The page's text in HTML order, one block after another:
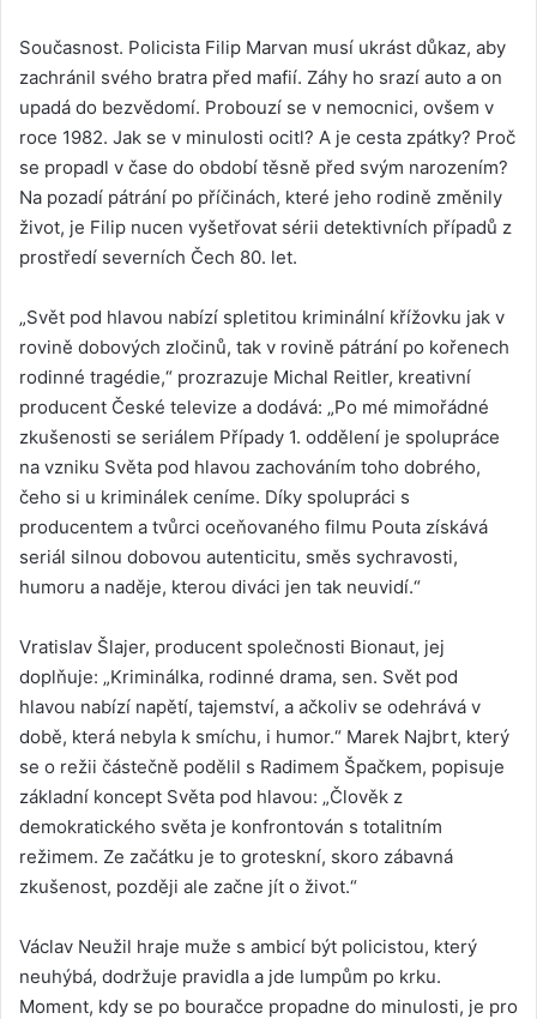
Současnost. Policista Filip Marvan musí ukrást důkaz, aby
zachránil svého bratra před mafií. Záhy ho srazí auto a on
upadá do bezvědomí. Probouzí se v nemocnici, ovšem v
roce 1982. Jak se v minulosti ocitl? A je cesta zpátky? Proč
se propadl v čase do období těsně před svým narozením?
Na pozadí pátrání po příčinách, které jeho rodině změnily
život, je Filip nucen vyšetřovat sérii detektivních případů z
prostředí severních Čech 80. let.
„Svět pod hlavou nabízí spletitou kriminální křížovku jak v
rovině dobových zločinů, tak v rovině pátrání po kořenech
rodinné tragédie,“ prozrazuje Michal Reitler, kreativní
producent České televize a dodává: „Po mé mimořádné
zkušenosti se seriálem Případy 1. oddělení je spolupráce
na vzniku Světa pod hlavou zachováním toho dobrého,
čeho si u kriminálek ceníme. Díky spolupráci s
producentem a tvůrci oceňovaného filmu Pouta získává
seriál silnou dobovou autenticitu, směs sychravosti,
humoru a naděje, kterou diváci jen tak neuvidí.“
Vratislav Šlajer, producent společnosti Bionaut, jej
doplňuje: „Kriminálka, rodinné drama, sen. Svět pod
hlavou nabízí napětí, tajemství, a ačkoliv se odehrává v
době, která nebyla k smíchu, i humor.“ Marek Najbrt, který
se o režii částečně podělil s Radimem Špačkem, popisuje
základní koncept Světa pod hlavou: „Člověk z
demokratického světa je konfrontován s totalitním
režimem. Ze začátku je to groteskní, skoro zábavná
zkušenost, později ale začne jít o život.“
Václav Neužil hraje muže s ambicí být policistou, který
neuhýbá, dodržuje pravidla a jde lumpům po krku.
Moment, kdy se po bouračce propadne do minulosti, je pro